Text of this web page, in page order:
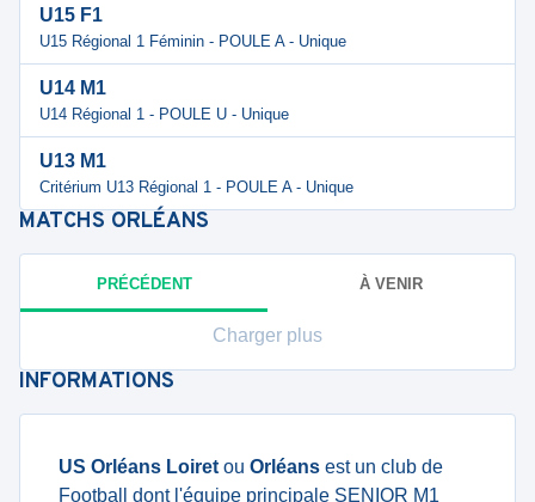
U15 F1
U15 Régional 1 Féminin - POULE A - Unique
U14 M1
U14 Régional 1 - POULE U - Unique
U13 M1
Critérium U13 Régional 1 - POULE A - Unique
MATCHS ORLÉANS
PRÉCÉDENT À VENIR
Charger plus
INFORMATIONS
US Orléans Loiret ou Orléans est un club de
Football dont l'équipe principale SENIOR M1